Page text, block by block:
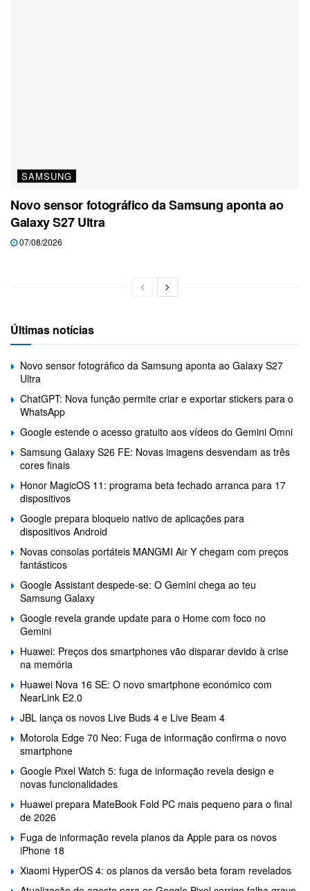
SAMSUNG
Novo sensor fotográfico da Samsung aponta ao
Galaxy S27 Ultra
07/08/2026
Últimas notícias
Novo sensor fotográfico da Samsung aponta ao Galaxy S27
Ultra
ChatGPT: Nova função permite criar e exportar stickers para o
WhatsApp
Google estende o acesso gratuito aos vídeos do Gemini Omni
Samsung Galaxy S26 FE: Novas imagens desvendam as três
cores finais
Honor MagicOS 11: programa beta fechado arranca para 17
dispositivos
Google prepara bloqueio nativo de aplicações para
dispositivos Android
Novas consolas portáteis MANGMI Air Y chegam com preços
fantásticos
Google Assistant despede-se: O Gemini chega ao teu
Samsung Galaxy
Google revela grande update para o Home com foco no
Gemini
Huawei: Preços dos smartphones vão disparar devido à crise
na memória
Huawei Nova 16 SE: O novo smartphone económico com
NearLink E2.0
JBL lança os novos Live Buds 4 e Live Beam 4
Motorola Edge 70 Neo: Fuga de informação confirma o novo
smartphone
Google Pixel Watch 5: fuga de informação revela design e
novas funcionalidades
Huawei prepara MateBook Fold PC mais pequeno para o final
de 2026
Fuga de informação revela planos da Apple para os novos
iPhone 18
Xiaomi HyperOS 4: os planos da versão beta foram revelados